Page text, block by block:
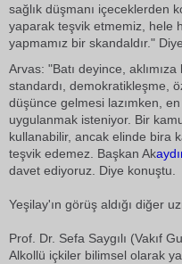
sağlık düşmanı içeceklerden
yaparak teşvik etmemiz, hele
yapmamız bir skandaldır."
Arvas: "Batı deyince,
standardı, demokratikleşme,
düşünce gelmesi lazımken,
uygulanmak isteniyor. Bir
kullanabilir, ancak elinde bira
teşvik edemez. Başkan Ak
davet ediyoruz. Diye konuştu.
Yeşilay'ın görüş aldığı diğer
Prof. Dr. Sefa Saygılı (Vakıf
Alkollü içkiler bilimsel olarak